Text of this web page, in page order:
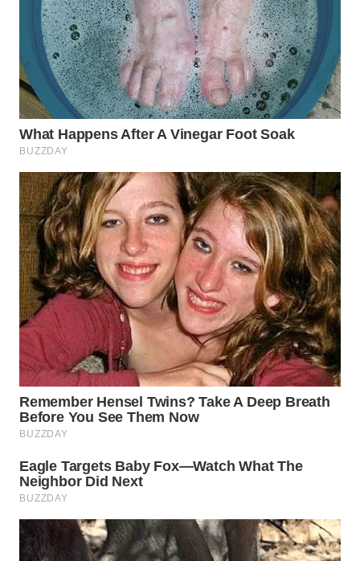
WN
PRIANGAN
TIMUR
WN
SEMARANG
SOLO
WN
BOROBUDUR
WN
MADURA
WN
SURABAYA
WN
NATUNA
WN
BINTAN
WN
MANDALIKA